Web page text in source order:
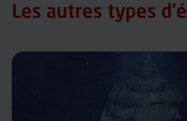
Les autres types